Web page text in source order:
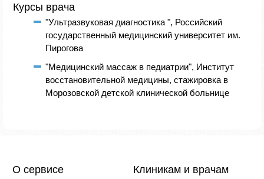
Курсы врача
"Ультразвуковая диагностика ", Российский
государственный медицинский университет им.
Пирогова
"Медицинский массаж в педиатрии", Институт
восстановительной медицины, стажировка в
Морозовской детской клинической больнице
О сервисе Клиникам и врачам